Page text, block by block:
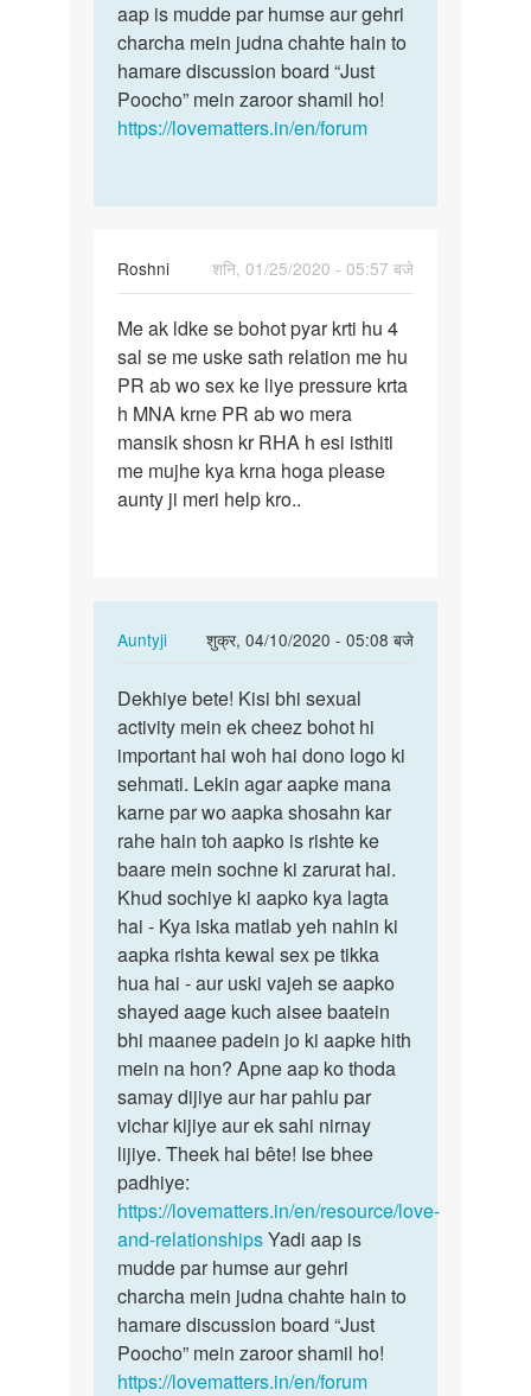
aap is mudde par humse aur gehri
charcha mein judna chahte hain to
hamare discussion board “Just
Poocho” mein zaroor shamil ho!
https://lovematters.in/en/forum
Roshni
शनि, 01/25/2020 - 05:57 बजे
Me
ak
ldke
se
bohot
pyar…
Me ak ldke se bohot pyar krti hu 4
sal se me uske sath relation me hu
PR ab wo sex ke liye pressure krta
h MNA krne PR ab wo mera
mansik shosn kr RHA h esi isthiti
me mujhe kya krna hoga please
aunty ji meri help kro..
Auntyji
शुक्र, 04/10/2020 - 05:08 बजे
In
to
Me
ak
ldke
se
bohot
pyar…
by
Roshni
Dekhiye
bete!
Kisi
bhi…
Dekhiye bete! Kisi bhi sexual
activity mein ek cheez bohot hi
important hai woh hai dono logo ki
sehmati. Lekin agar aapke mana
karne par wo aapka shosahn kar
rahe hain toh aapko is rishte ke
baare mein sochne ki zarurat hai.
Khud sochiye ki aapko kya lagta
hai - Kya iska matlab yeh nahin ki
aapka rishta kewal sex pe tikka
hua hai - aur uski vajeh se aapko
shayed aage kuch aisee baatein
bhi maanee padein jo ki aapke hith
mein na hon? Apne aap ko thoda
samay dijiye aur har pahlu par
vichar kijiye aur ek sahi nirnay
lijiye. Theek hai bête! Ise bhee
padhiye:
https://lovematters.in/en/resource/love-
and-relationshipsYadi aap is
mudde par humse aur gehri
charcha mein judna chahte hain to
hamare discussion board “Just
Poocho” mein zaroor shamil ho!
https://lovematters.in/en/forum